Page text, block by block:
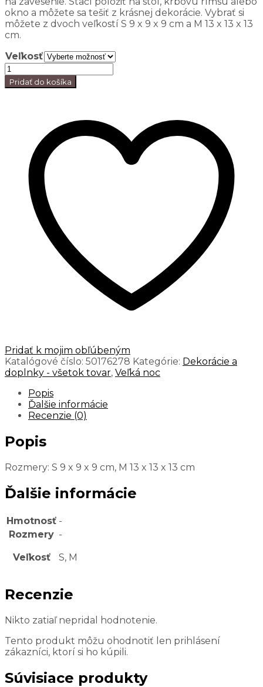
okno a môžete sa tešiť z krásnej dekorácie. Vybrať si
môžete z dvoch veľkostí S 9 x 9 x 9 cm a M 13 x 13 x 13
cm.
Veľkosť
Pridať do košíka
Pridať k mojim obľúbeným
Katalógové číslo: 50176278 Kategórie: Dekorácie a
doplnky - všetok tovar, Veľká noc
Popis
Ďalšie informácie
Recenzie (0)
Popis
Rozmery: S 9 x 9 x 9 cm, M 13 x 13 x 13 cm
Ďalšie informácie
Hmotnosť -
Rozmery -
Veľkosť S, M
Recenzie
Nikto zatiaľ nepridal hodnotenie.
Tento produkt môžu ohodnotiť len prihlásení
zákazníci, ktorí si ho kúpili.
Súvisiace produkty